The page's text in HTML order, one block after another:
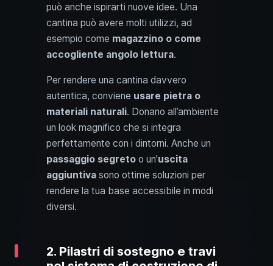
può anche ispirarti nuove idee. Una
cantina può avere molti utilizzi, ad
esempio come magazzino o come
accogliente angolo lettura.
Per rendere una cantina davvero
autentica, conviene usare pietra o
materiali naturali. Donano all’ambiente
un look magnifico che si integra
perfettamente con i dintorni. Anche un
passaggio segreto o un’uscita
aggiuntiva sono ottime soluzioni per
rendere la tua base accessibile in modi
diversi.
2. Pilastri di sostegno e travi